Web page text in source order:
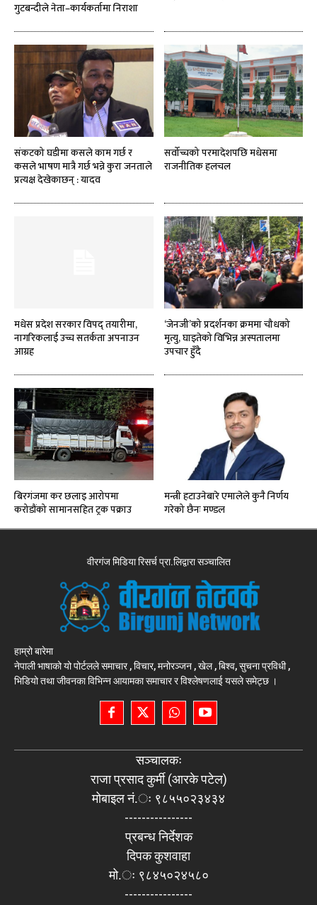
गुटबन्दीले नेता–कार्यकर्तामा निराशा
संकटको घडीमा कसले काम गर्छ र
कसले भाषण मात्रै गर्छ भन्ने कुरा जनताले
प्रत्यक्ष देखेकाछन् : यादव
सर्वोच्चको परमादेशपछि मधेसमा
राजनीतिक हलचल
मधेस प्रदेश सरकार विपद् तयारीमा,
नागरिकलाई उच्च सतर्कता अपनाउन
आग्रह
‘जेनजी’को प्रदर्शनका क्रममा चौधको
मृत्यु, घाइतेको विभिन्न अस्पतालमा
उपचार हुँदै
बिरगंजमा कर छलाइ आरोपमा
करोडौंको सामानसहित ट्रक पक्राउ
मन्त्री हटाउनेबारे एमालेले कुनै निर्णय
गरेको छैनः मण्डल
वीरगंज मिडिया रिसर्च प्रा.लिद्वारा सञ्चालित
हाम्रो बारेमा
नेपाली भाषाको यो पोर्टलले समाचार , विचार, मनोरञ्जन , खेल , बिश्व, सुचना प्रविधी ,
भिडियो तथा जीवनका विभिन्न आयामका समाचार र विश्लेषणलाई यसले समेट्छ ।
सञ्चालकः
राजा प्रसाद कुर्मी (आरके पटेल)
मोबाइल नं.ः ९८५५०२३४३४
----------------
प्रबन्ध निर्देशक
दिपक कुशवाहा
मो.ः ९८४५०२४५८०
----------------